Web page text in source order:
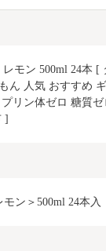
モン 500ml 24本 [
ん 人気 おすすめ
リン体ゼロ 糖質
]
ン＞500ml 24本入